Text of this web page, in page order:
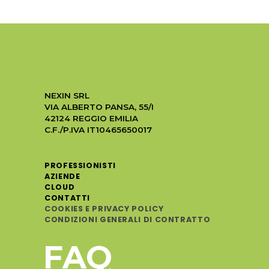
NEXIN SRL
VIA ALBERTO PANSA, 55/I
42124 REGGIO EMILIA
C.F./P.IVA IT10465650017
PROFESSIONISTI
AZIENDE
CLOUD
CONTATTI
COOKIES E PRIVACY POLICY
CONDIZIONI GENERALI DI CONTRATTO
FAQ